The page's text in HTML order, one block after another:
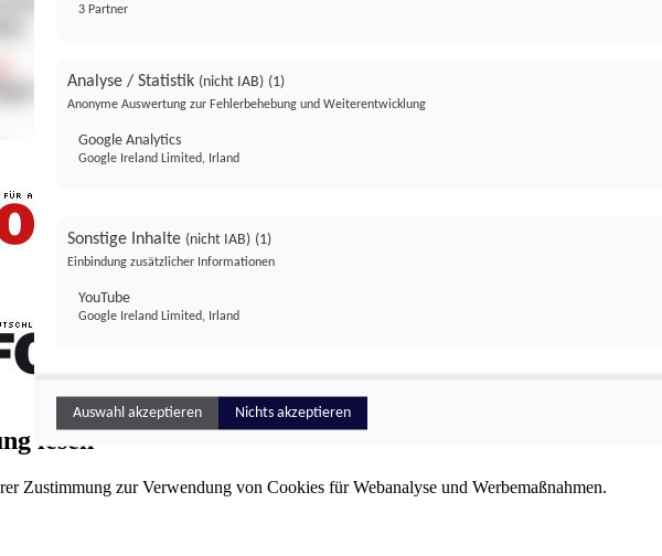
professionell
lesen
Zustimmung zur Verwendung von Cookies für Webanalyse und Werbemaßnahmen.
3 Partner
Analyse / Statistik (nicht IAB) (1)
Anonyme Auswertung zur Fehlerbehebung und Weiterentwicklung
Google Analytics
Google Ireland Limited, Irland
Sonstige Inhalte (nicht IAB) (1)
Einbindung zusätzlicher Informationen
YouTube
Google Ireland Limited, Irland
Auswahl akzeptieren Nichts akzeptieren